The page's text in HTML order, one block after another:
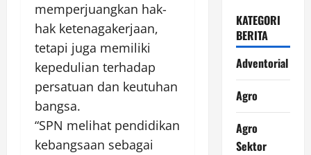
memperjuangkan hak-
hak ketenagakerjaan,
tetapi juga memiliki
kepedulian terhadap
persatuan dan keutuhan
bangsa.
“SPN melihat pendidikan
kebangsaan sebagai
KATEGORI
BERITA
Adventorial
Agro
Agro
Sektor